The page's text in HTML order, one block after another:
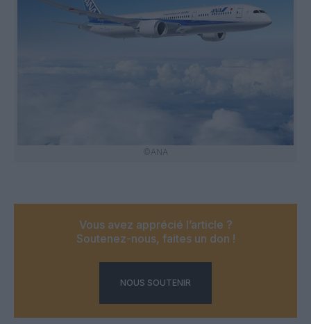
©ANA
Vous avez apprécié l’article ?
Soutenez-nous, faites un don !
NOUS SOUTENIR